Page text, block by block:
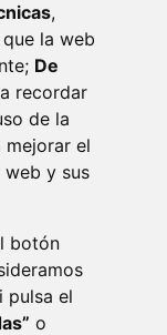
,
la web
De
recordar
de la
mejorar el
y sus
botón
pulsa el
o
(ESPAÑA)